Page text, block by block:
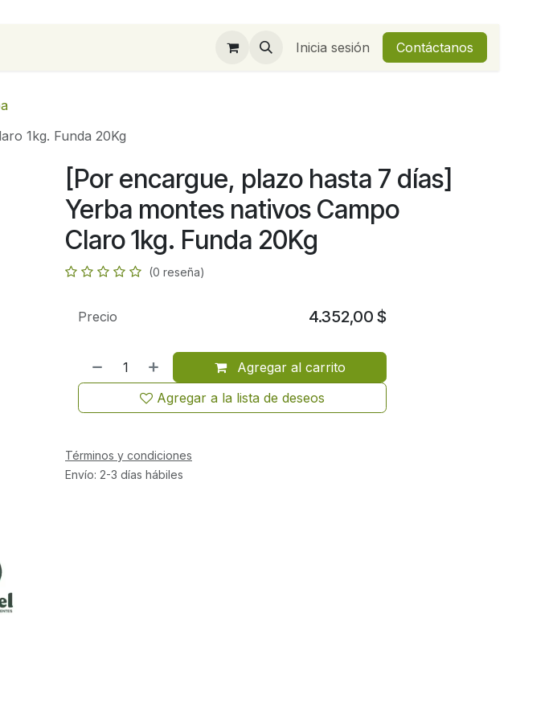
Inicia sesión Contáctanos
1kg. Funda 20Kg
[Por encargue, plazo hasta 7 días]
Yerba montes nativos Campo
Claro 1kg. Funda 20Kg
(0 reseña)
Agregar al carrito
Agregar a la lista de deseos
Precio 4.352,00 $
Términos y condiciones
Envío: 2-3 días hábiles